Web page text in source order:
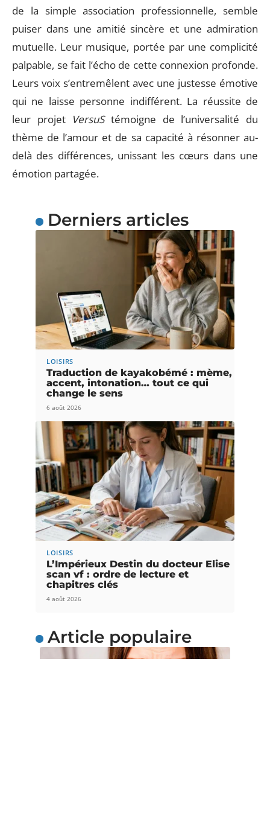
de la simple association professionnelle, semble
puiser dans une amitié sincère et une admiration
mutuelle. Leur musique, portée par une complicité
palpable, se fait l’écho de cette connexion profonde.
Leurs voix s’entremêlent avec une justesse émotive
qui ne laisse personne indifférent. La réussite de
leur projet VersuStémoigne de l’universalité du
thème de l’amour et de sa capacité à résonner au-
delà des différences, unissant les cœurs dans une
émotion partagée.
Derniers articles
LOISIRS
Traduction de kayakobémé : mème,
accent, intonation… tout ce qui
change le sens
6 août 2026
LOISIRS
L’Impérieux Destin du docteur Elise
scan vf : ordre de lecture et
chapitres clés
4 août 2026
Article populaire